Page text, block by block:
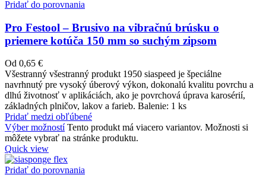
Pridať do porovnania
Pro Festool – Brusivo na vibračnú brúsku o
priemere kotúča 150 mm so suchým zipsom
Od 0,65 €
Všestranný všestranný produkt 1950 siaspeed je špeciálne
navrhnutý pre vysoký úberový výkon, dokonalú kvalitu povrchu a
dlhú životnosť v aplikáciách, ako je povrchová úprava karosérií,
základných plničov, lakov a farieb. Balenie: 1 ks
Pridať medzi obľúbené
Výber možností Tento produkt má viacero variantov. Možnosti si
môžete vybrať na stránke produktu.
Quick view
Pridať do porovnania